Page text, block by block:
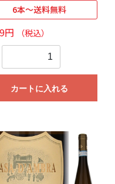
6本～送料無料
円 （税込）
カートに入れる